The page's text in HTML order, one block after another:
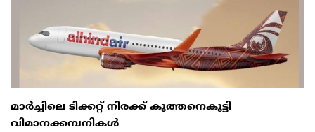
മാർച്ചിലെ ടിക്കറ്റ് നിരക്ക് കുത്തനെകൂട്ടി
വിമാനക്കമ്പനികൾ